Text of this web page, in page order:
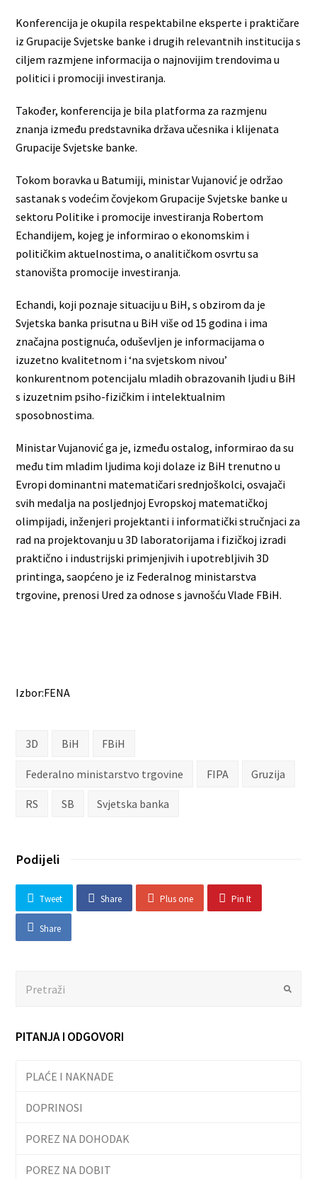
Konferencija je okupila respektabilne eksperte i praktičare
iz Grupacije Svjetske banke i drugih relevantnih institucija s
ciljem razmjene informacija o najnovijim trendovima u
politici i promociji investiranja.
Također, konferencija je bila platforma za razmjenu
znanja između predstavnika država učesnika i klijenata
Grupacije Svjetske banke.
Tokom boravka u Batumiji, ministar Vujanović je održao
sastanak s vodećim čovjekom Grupacije Svjetske banke u
sektoru Politike i promocije investiranja Robertom
Echandijem, kojeg je informirao o ekonomskim i
političkim aktuelnostima, o analitičkom osvrtu sa
stanovišta promocije investiranja.
Echandi, koji poznaje situaciju u BiH, s obzirom da je
Svjetska banka prisutna u BiH više od 15 godina i ima
značajna postignuća, oduševljen je informacijama o
izuzetno kvalitetnom i ‘na svjetskom nivou’
konkurentnom potencijalu mladih obrazovanih ljudi u BiH
s izuzetnim psiho-fizičkim i intelektualnim
sposobnostima.
Ministar Vujanović ga je, između ostalog, informirao da su
među tim mladim ljudima koji dolaze iz BiH trenutno u
Evropi dominantni matematičari srednjoškolci, osvajači
svih medalja na posljednjoj Evropskoj matematičkoj
olimpijadi, inženjeri projektanti i informatički stručnjaci za
rad na projektovanju u 3D laboratorijama i fizičkoj izradi
praktično i industrijski primjenjivih i upotrebljivih 3D
printinga, saopćeno je iz Federalnog ministarstva
trgovine, prenosi Ured za odnose s javnošću Vlade FBiH.
Izbor:FENA
3D BiH FBiH
Federalno ministarstvo trgovine FIPA Gruzija
RS SB Svjetska banka
Podijeli
Tweet Share Plus one Pin It
Share
PITANJA I ODGOVORI
PLAĆE I NAKNADE
DOPRINOSI
POREZ NA DOHODAK
POREZ NA DOBIT